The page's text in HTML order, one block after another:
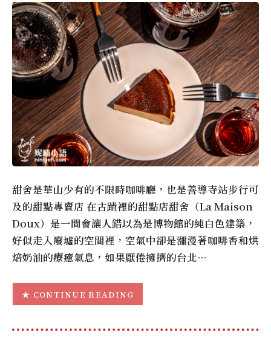
甜舍是華山少有的不限時咖啡廳，也是善導寺站步行可
及的甜點專賣店 在古蹟裡的甜點店甜舍（La Maison
Doux）是一間會讓人錯以為是博物館的純白色建築，
好似走入廢墟的空間裡，空氣中卻是瀰漫著咖啡香和烘
焙奶油的療癒氣息，如果厭倦擁擠的台北…
CONTINUE READING